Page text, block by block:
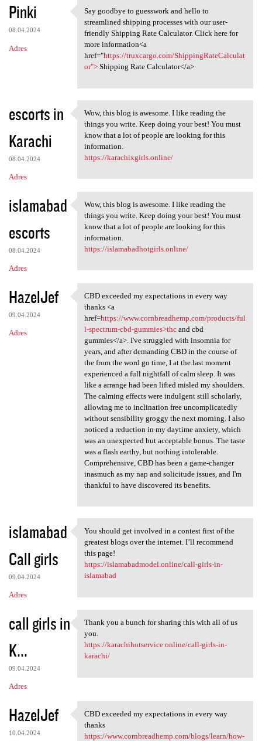
Pinki
08.04.2024
Adres
Say goodbye to guesswork and
Say goodbye to guesswork and hello to
streamlined shipping processes with our user-
friendly Shipping Rate Calculator. Click here for
more information<a
href="https://truxcargo.com/ShippingRateCalculat
or">Shipping Rate Calculator</a>
escorts in
Karachi
08.04.2024
Adres
Wow, this blog is awesome. I
Wow, this blog is awesome. I like reading the
things you write. Keep doing your best! You must
know that a lot of people are looking for this
information.
https://karachixgirls.online/
islamabad
escorts
08.04.2024
Adres
Wow, this blog is awesome. I
Wow, this blog is awesome. I like reading the
things you write. Keep doing your best! You must
know that a lot of people are looking for this
information.
https://islamabadhotgirls.online/
HazelJef
09.04.2024
Adres
CBD exceeded my expectations
CBD exceeded my expectations in every way
thanks <a
href=https://www.cornbreadhemp.com/products/ful
l-spectrum-cbd-gummies>thcand cbd
gummies</a>. I've struggled with insomnia for
years, and after demanding CBD in the course of
the from the word go time, I at the last moment
experienced a full nightfall of calm sleep. It was
like a arrange had been lifted misled my shoulders.
The calming effects were indulgent still scholarly,
allowing me to inclination free uncomplicatedly
without sensibility groggy the next morning. I also
noticed a reduction in my daytime anxiety, which
was an unexpected but acceptable bonus. The taste
was a flash earthy, but nothing intolerable.
Comprehensive, CBD has been a game-changer
inasmuch as my nap and solicitude issues, and I'm
thankful to have discovered its benefits.
islamabad
Call girls
09.04.2024
Adres
You should get involved in a
You should get involved in a contest first of the
greatest blogs over the internet. I’ll recommend
this page!
https://islamabadmodel.online/call-girls-in-
islamabad
call girls in
K...
09.04.2024
Adres
Thank you a bunch for sharing
Thank you a bunch for sharing this with all of us
you.
https://karachihotservice.online/call-girls-in-
karachi/
HazelJef
10.04.2024
CBD exceeded my expectations
CBD exceeded my expectations in every way
thanks
https://www.cornbreadhemp.com/blogs/learn/how-